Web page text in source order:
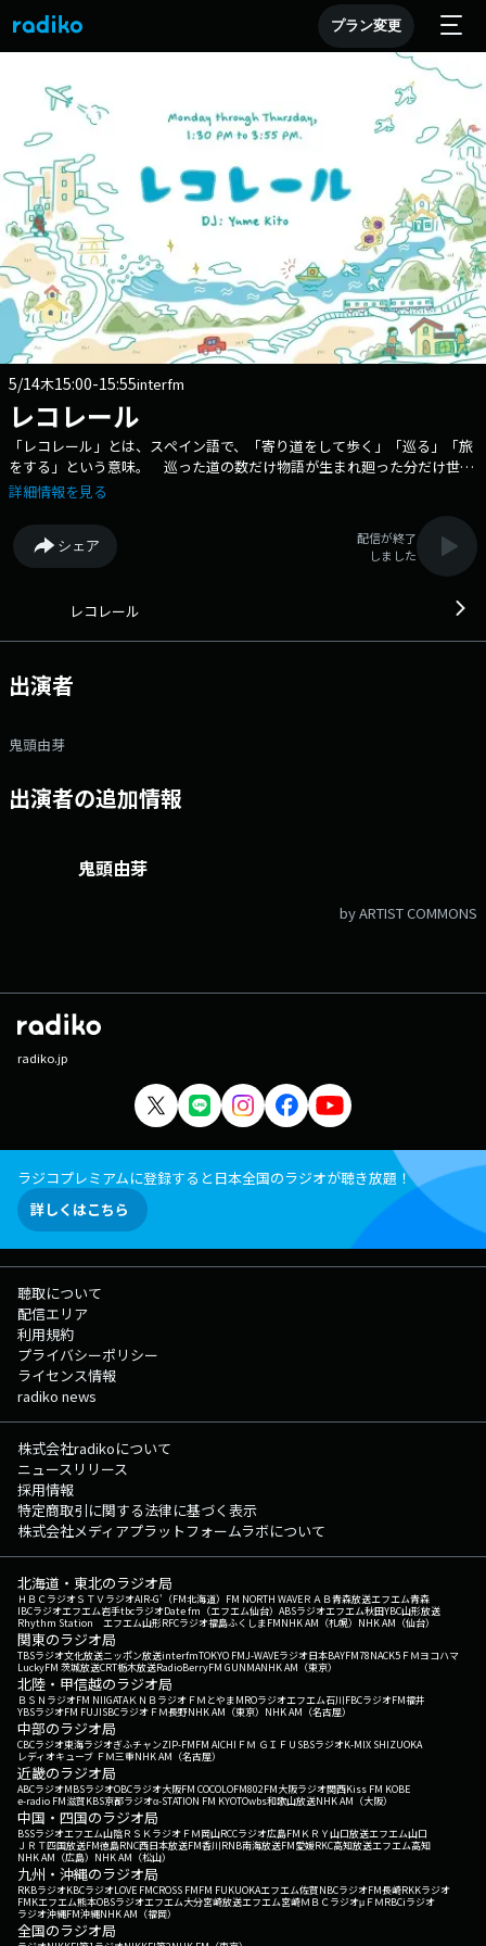
プラン変更
5/14木15:00-15:55interfm
レコレール
「レコレール」とは、スペイン語で、「寄り道をして歩く」「巡る」「旅
をする」という意味。 巡った道の数だけ物語が生まれ廻った分だけ世界
は少し深くなる。 聴くほどに知り、知るほどに寄り道が楽しくなる、レ
く、 分かりやすく音楽にのせてお届けしていきます。 パーソナリティは
鬼頭由芽が担当。 14時台は、「収束しない脅威、フィッシンッグ詐
欺」について取り上げます。 あなたは、送られてきたメールに対して
頻度で届きますか？どのような対応をしましたか？是非教えてくださ
https://audee.jp/program/show/300004982
https://twitter.com/recorrer_jfn #レコレール をつけて投稿してくだ
pods.com/program/300004982 メッセージフォーム：
https://form.jfn.co.jp/recorrer/message Xアカウントは
詳細情報を見る
シェア
配信が終了
しました
レコレール
出演者
鬼頭由芽
出演者の追加情報
鬼頭由芽
by ARTIST COMMONS
radiko.jp
ラジコプレミアムに登録すると日本全国のラジオが聴き放題！
詳しくはこちら
聴取について
配信エリア
利用規約
プライバシーポリシー
ライセンス情報
radiko news
株式会社radikoについて
ニュースリリース
採用情報
特定商取引に関する法律に基づく表示
株式会社メディアプラットフォームラボについて
北海道・東北のラジオ局
ＨＢＣラジオＳＴＶラジオAIR-G'（FM北海道） FM NORTH WAVEＲＡＢ青森放送エフエム青森
IBCラジオエフエム岩手tbcラジオDate fm（エフエム仙台） ABSラジオエフエム秋田YBC山形放送
Rhythm Station エフエム山形RFCラジオ福島ふくしまFMNHK AM（札幌） NHK AM（仙台）
関東のラジオ局
TBSラジオ文化放送ニッポン放送interfmTOKYO FMJ-WAVEラジオ日本BAYFM78NACK5 ＦＭヨコハマ
LuckyFM 茨城放送CRT栃木放送RadioBerryFM GUNMANHK AM（東京）
北陸・甲信越のラジオ局
ＢＳＮラジオFM NIIGATAＫＮＢラジオ ＦＭとやまMROラジオエフエム石川FBCラジオFM福井
YBSラジオFM FUJISBCラジオ ＦＭ長野NHK AM（東京） NHK AM（名古屋）
中部のラジオ局
CBCラジオ東海ラジオぎふチャンZIP-FMFM AICHI ＦＭ ＧＩＦＵ SBSラジオK-MIX SHIZUOKA
レディオキューブ ＦＭ三重NHK AM（名古屋）
近畿のラジオ局
ABCラジオMBSラジオOBCラジオ大阪FM COCOLOFM802FM大阪ラジオ関西Kiss FM KOBE
e-radio FM滋賀KBS京都ラジオα-STATION FM KYOTOwbs和歌山放送NHK AM（大阪）
中国・四国のラジオ局
BSSラジオエフエム山陰ＲＳＫラジオ ＦＭ岡山RCCラジオ広島FM ＫＲＹ山口放送エフエム山口
ＪＲＴ四国放送FM徳島RNC西日本放送FM香川RNB南海放送FM愛媛RKC高知放送エフエム高知
NHK AM（広島） NHK AM（松山）
九州・沖縄のラジオ局
RKBラジオKBCラジオLOVE FMCROSS FMFM FUKUOKAエフエム佐賀NBCラジオFM長崎RKKラジオ
FMKエフエム熊本OBSラジオエフエム大分宮崎放送エフエム宮崎ＭＢＣラジオμＦＭRBCiラジオ
ラジオ沖縄FM沖縄NHK AM（福岡）
全国のラジオ局